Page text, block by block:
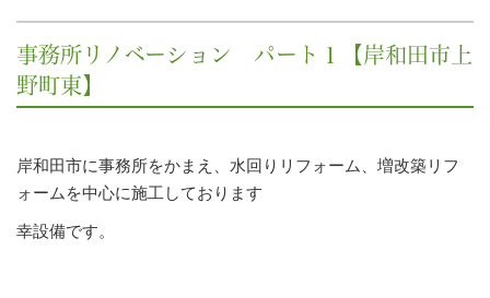
事務所リノベーション パート１【岸和田市上
野町東】
岸和田市に事務所をかまえ、水回りリフォーム、増改築リフ
ォームを中心に施工しております
幸設備です。